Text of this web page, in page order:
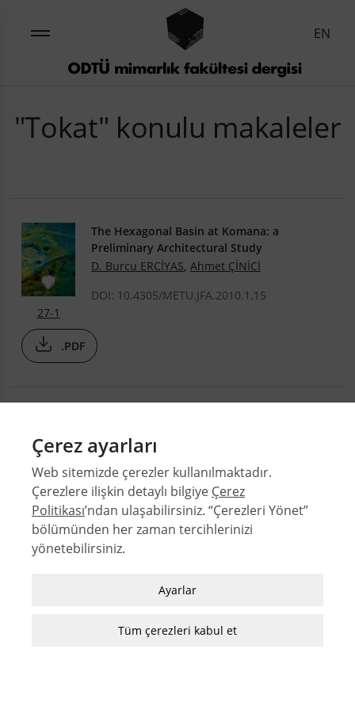
EN
"Tokat" konulu makaleler
27-1
The Hexagonal Basin at Komana: a
Preliminary Architectural Study
D. Burcu ERCİYAS, Ahmet ÇİNİCİ
DOI: 10.4305/METU.JFA.2010.1.15
.PDF
Çerez ayarları
Web sitemizde çerezler kullanılmaktadır.
Çerezlere ilişkin detaylı bilgiye Çerez
Politikası’ndan ulaşabilirsiniz. “Çerezleri Yönet”
bölümünden her zaman tercihlerinizi
yönetebilirsiniz.
Zorunlu / Teknik Çerezler
özelliklerinden faydalanabilmek için kullanılan
Ayarlar
Tüm çerezleri kabul et
© 2026 Orta Doğu Teknik Üniversitesi Mimarlık Fakültesi
Yazarlar
MFD Yazı Kılavuzu